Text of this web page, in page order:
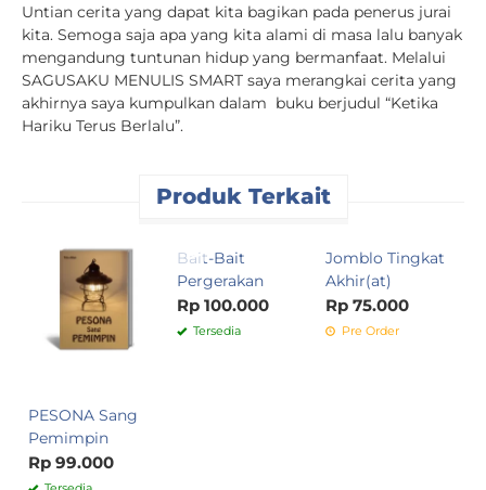
Untian cerita yang dapat kita bagikan pada penerus jurai
kita. Semoga saja apa yang kita alami di masa lalu banyak
mengandung tuntunan hidup yang bermanfaat. Melalui
SAGUSAKU MENULIS SMART saya merangkai cerita yang
akhirnya saya kumpulkan dalam buku berjudul “Ketika
Hariku Terus Berlalu”.
Produk Terkait
PESONA Sang
Pemimpin
Rp 99.000
Bait-Bait
Pergerakan
Rp 100.000
Tersedia
Jomblo Tingkat
Akhir(at)
Rp 75.000
Pre Order